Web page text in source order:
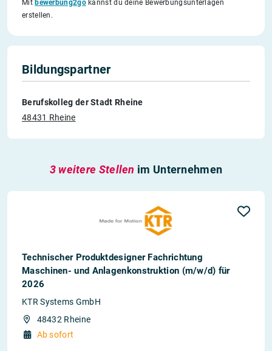
Mitbewerbung2gokannst du deine Bewerbungsunterlagen
erstellen.
Bildungspartner
Berufskolleg der Stadt Rheine
48431 Rheine
3 weitere Stellen im Unternehmen
Technischer Produktdesigner Fachrichtung
Maschinen- und Anlagenkonstruktion (m/w/d) für
2026
KTR Systems GmbH
48432 Rheine
Ab sofort